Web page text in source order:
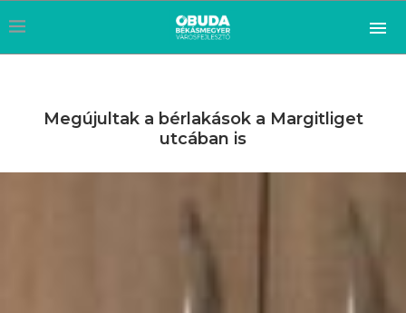
Megújultak a bérlakások a Margitliget
utcában is